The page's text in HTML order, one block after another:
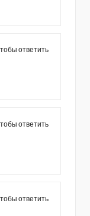
ответить
ответить
ответить